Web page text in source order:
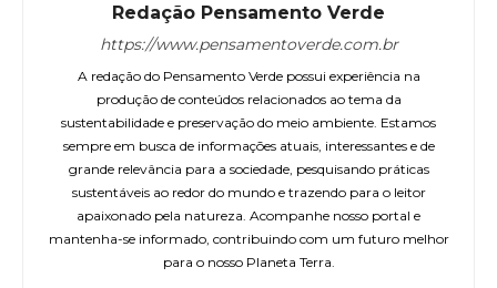
Redação Pensamento Verde
https://www.pensamentoverde.com.br
A redação do Pensamento Verde possui experiência na
produção de conteúdos relacionados ao tema da
sustentabilidade e preservação do meio ambiente. Estamos
sempre em busca de informações atuais, interessantes e de
grande relevância para a sociedade, pesquisando práticas
sustentáveis ao redor do mundo e trazendo para o leitor
apaixonado pela natureza. Acompanhe nosso portal e
mantenha-se informado, contribuindo com um futuro melhor
para o nosso Planeta Terra.